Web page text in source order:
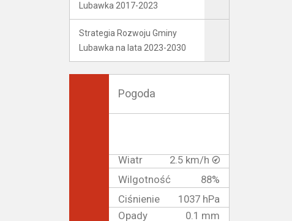
Lubawka 2017-2023
Strategia Rozwoju Gminy
Lubawka na lata 2023-2030
Pogoda
Wiatr
2.5 km/h
Wilgotność
88%
Ciśnienie
1037 hPa
Opady
0.1 mm